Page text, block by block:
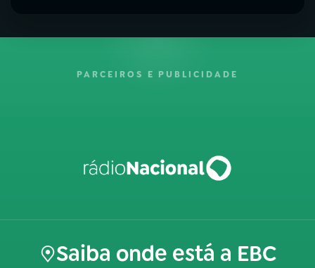
PARCEIROS E PUBLICIDADE
Saiba onde está a EBC